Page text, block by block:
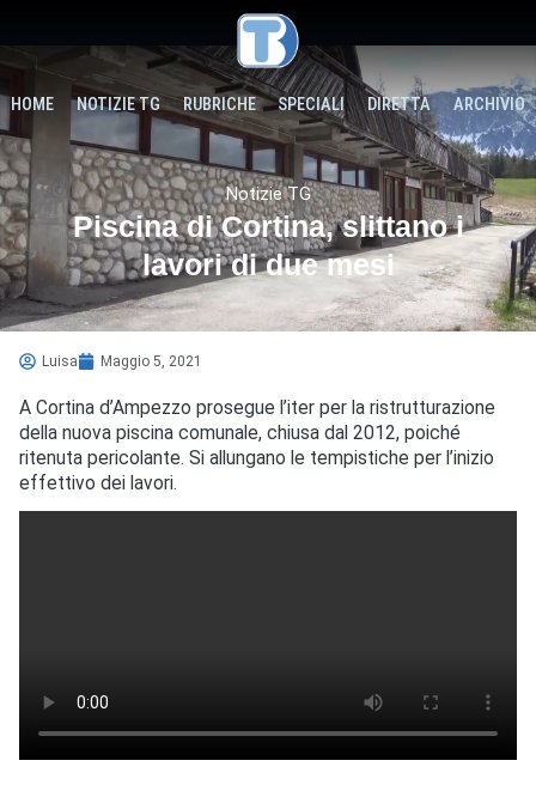
HOME NOTIZIE TG RUBRICHE SPECIALI DIRETTA ARCHIVIO
Notizie TG
Piscina di Cortina, slittano i
lavori di due mesi
Luisa Maggio 5, 2021
A Cortina d’Ampezzo prosegue l’iter per la ristrutturazione
della nuova piscina comunale, chiusa dal 2012, poiché
ritenuta pericolante. Si allungano le tempistiche per l’inizio
effettivo dei lavori.